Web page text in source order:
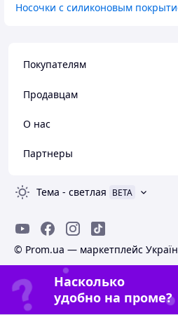
Носочки с силиконовым
Покупателям
Продавцам
О нас
Партнеры
Тема - светлая BETA
© Prom.ua — маркетплейс
Насколько
удобно на проме?